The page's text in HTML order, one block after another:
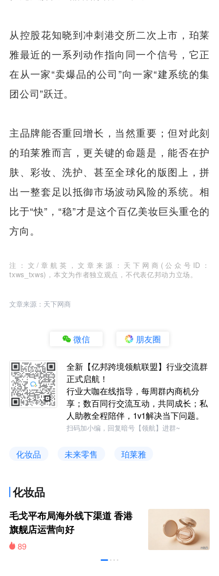
从控股花知晓到冲刺港交所二次上市，珀莱
雅最近的一系列动作指向同一个信号，它正
在从一家“卖爆品的公司”向一家“建系统的集
团公司”跃迁。
主品牌能否重回增长，当然重要；但对此刻
的珀莱雅而言，更关键的命题是，能否在护
肤、彩妆、洗护、甚至全球化的版图上，拼
出一整套足以抵御市场波动风险的系统。相
比于“快”，“稳”才是这个百亿美妆巨头重仓的
方向。
注：文/章航英，文章来源：天下网商(公众号ID：
txws_txws)，本文为作者独立观点，不代表亿邦动力立场。
文章来源：天下网商
微信 朋友圈
全新【亿邦跨境领航联盟】行业交流群
正式启航！
行业大咖在线指导，每周群内商机分
享；数百同行交流互动，共同成长；私
人助教全程陪伴，1v1解决当下问题。
扫码加小编，回复暗号【领航】进群~
化妆品 未来零售 珀莱雅
化妆品
毛戈平布局海外线下渠道 香港
旗舰店运营向好
89